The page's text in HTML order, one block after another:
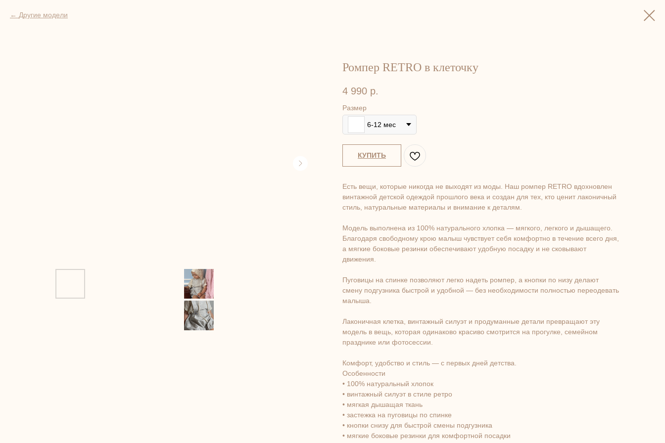
Другие модели
Ромпер RETRO в клеточку
4 990 р.
Размер
6-12 мес
КУПИТЬ
Есть вещи, которые никогда не выходят из моды. Наш ромпер RETRO вдохновлен
винтажной детской одеждой прошлого века и создан для тех, кто ценит лаконичный
стиль, натуральные материалы и внимание к деталям.
Модель выполнена из 100% натурального хлопка — мягкого, легкого и дышащего.
Благодаря свободному крою малыш чувствует себя комфортно в течение всего дня,
а мягкие боковые резинки обеспечивают удобную посадку и не сковывают
движения.
Пуговицы на спинке позволяют легко надеть ромпер, а кнопки по низу делают
смену подгузника быстрой и удобной — без необходимости полностью переодевать
малыша.
Лаконичная клетка, винтажный силуэт и продуманные детали превращают эту
модель в вещь, которая одинаково красиво смотрится на прогулке, семейном
празднике или фотосессии.
Комфорт, удобство и стиль — с первых дней детства.
Особенности
• 100% натуральный хлопок
• винтажный силуэт в стиле ретро
• мягкая дышащая ткань
• застежка на пуговицы по спинке
• кнопки снизу для быстрой смены подгузника
• мягкие боковые резинки для комфортной посадки